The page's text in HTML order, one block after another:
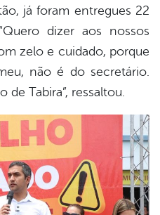
já foram entregues 22
dizer aos nossos
zelo e cuidado, porque
não é do secretário.
Tabira”, ressaltou.